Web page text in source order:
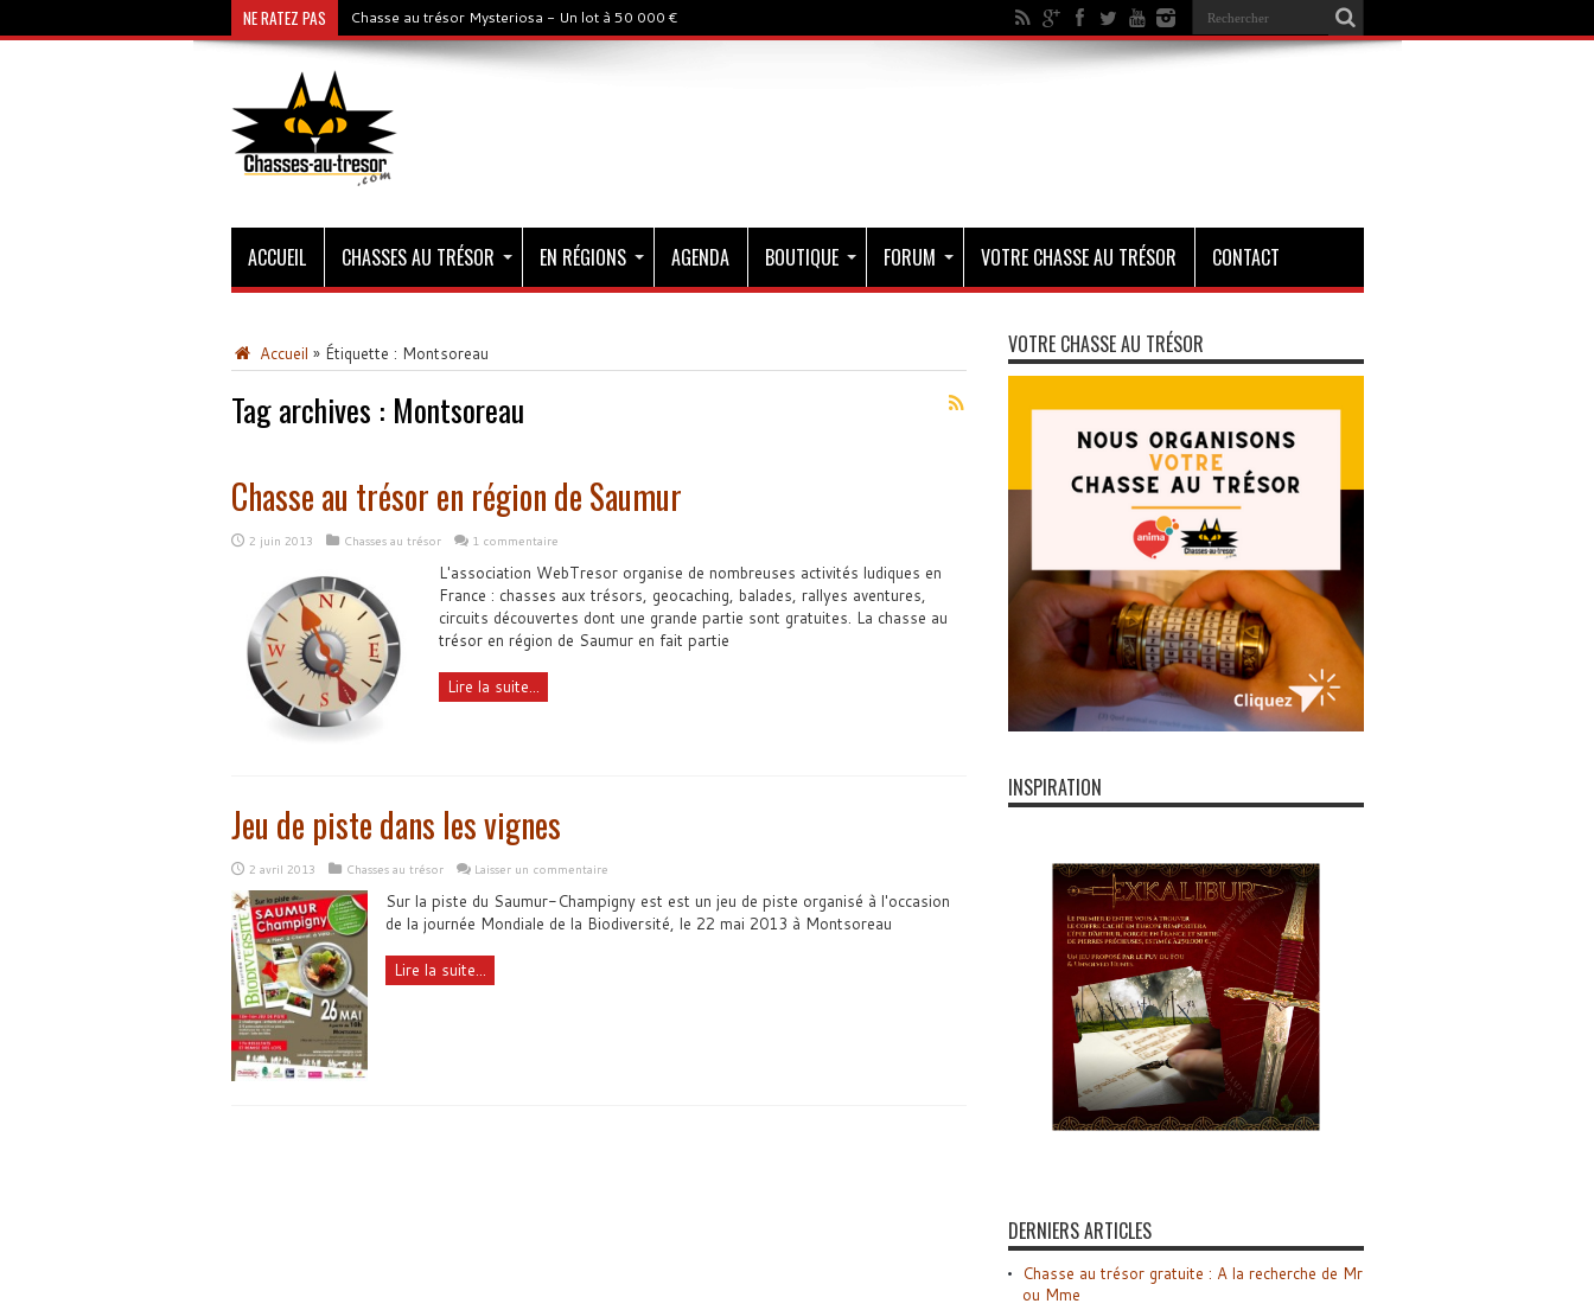
NE RATEZ PAS Chasse au trésor Mysteriosa - Un lot à 50 000 €
ACCUEIL CHASSES AU TRÉSOR EN RÉGIONS AGENDA BOUTIQUE FORUM VOTRE CHASSE AU TRÉSOR CONTACT
Accueil » Étiquette : Montsoreau
Tag archives : Montsoreau
Chasse au trésor en région de Saumur
2 juin 2013 Chasses au trésor 1 commentaire
L'association WebTresor organise de nombreuses activités ludiques en
France : chasses aux trésors, geocaching, balades, rallyes aventures,
circuits découvertes dont une grande partie sont gratuites. La chasse au
trésor en région de Saumur en fait partie
Lire la suite...
Jeu de piste dans les vignes
2 avril 2013 Chasses au trésor Laisser un commentaire
Sur la piste du Saumur-Champigny est est un jeu de piste organisé à l'occasion
de la journée Mondiale de la Biodiversité, le 22 mai 2013 à Montsoreau
Lire la suite...
VOTRE CHASSE AU TRÉSOR
INSPIRATION
DERNIERS ARTICLES
Chasse au trésor gratuite : A la recherche de Mr
ou Mme